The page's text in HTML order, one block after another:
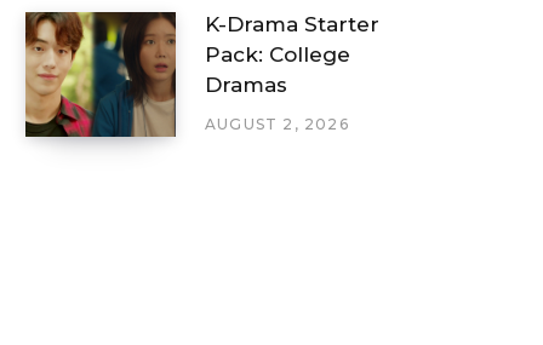
K-Drama Starter
Pack: College
Dramas
AUGUST 2, 2026